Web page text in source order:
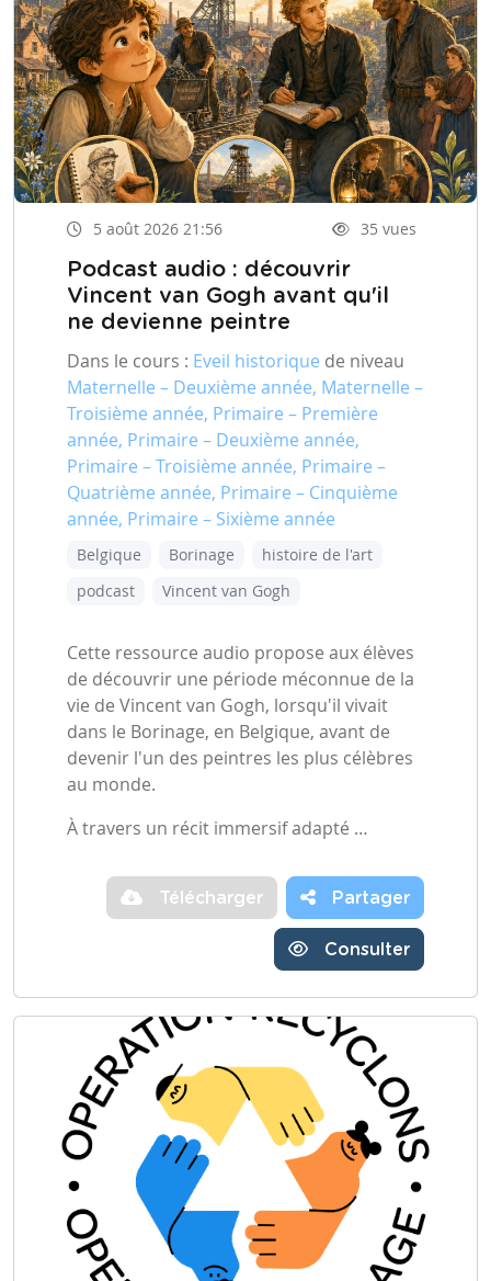
5 août 2026 21:56 35 vues
Podcast audio : découvrir
Vincent van Gogh avant qu'il
ne devienne peintre
Dans le cours : Eveil historique de niveau
Maternelle – Deuxième année, Maternelle –
Troisième année, Primaire – Première
année, Primaire – Deuxième année,
Primaire – Troisième année, Primaire –
Quatrième année, Primaire – Cinquième
année, Primaire – Sixième année
Belgique Borinage
histoire de l'art
podcast
Vincent van Gogh
Cette ressource audio propose aux élèves
de découvrir une période méconnue de la
vie de Vincent van Gogh, lorsqu'il vivait
dans le Borinage, en Belgique, avant de
devenir l'un des peintres les plus célèbres
au monde.
À travers un récit immersif adapté …
Télécharger Partager
Consulter